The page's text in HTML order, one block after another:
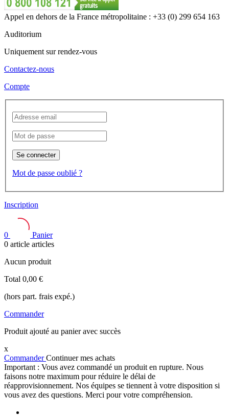
Appel en dehors de la France métropolitaine : +33 (0) 299 654 163
Auditorium
Uniquement sur rendez-vous
Contactez-nous
Compte
Se connecter
Mot de passe oublié ?
Inscription
0
Panier
0 article articles
Aucun produit
Total 0,00 €
(hors part. frais expé.)
Commander
Produit ajouté au panier avec succès
x
CommanderContinuer mes achats
Important : Vous avez commandé un produit en rupture. Nous
faisons notre maximum pour réduire le délai de
réapprovisionnement. Nos équipes se tiennent à votre disposition si
vous avez des questions. Merci pour votre compréhension.